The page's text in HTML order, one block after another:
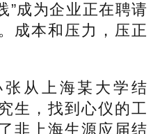
”成为企业正在聘请
成本和压力，压正
从上海某大学结
生，找到心仪的工
非上海生源应届结